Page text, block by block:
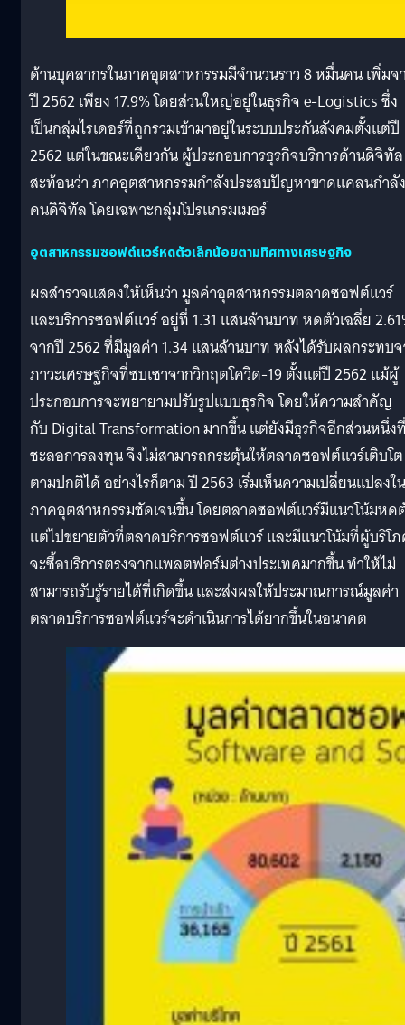
ด้านบุคลากรในภาคอุตสาหกรรมมีจำนวนราว 8 หมื่นคน เพิ่มจ
ปี 2562 เพียง 17.9% โดยส่วนใหญ่อยู่ในธุรกิจ e-Logistics ซึ่ง
เป็นกลุ่มไรเดอร์ที่ถูกรวมเข้ามาอยู่ในระบบประกันสังคมตั้งแต่ปี
2562 แต่ในขณะเดียวกัน ผู้ประกอบการธุรกิจบริการด้านดิจิทัล
สะท้อนว่า ภาคอุตสาหกรรมกำลังประสบปัญหาขาดแคลนกำลัง
คนดิจิทัล โดยเฉพาะกลุ่มโปรแกรมเมอร์
อุตสาหกรรมซอฟต์แวร์หดตัวเล็กน้อยตามทิศทางเศรษฐกิจ
ผลสำรวจแสดงให้เห็นว่า มูลค่าอุตสาหกรรมตลาดซอฟต์แวร์
และบริการซอฟต์แวร์ อยู่ที่ 1.31 แสนล้านบาท หดตัวเฉลี่ย
จากปี 2562 ที่มีมูลค่า 1.34 แสนล้านบาท หลังได้รับผลกระทบ
ภาวะเศรษฐกิจที่ซบเซาจากวิกฤตโควิด-19 ตั้งแต่ปี 2562 แม้ผู้
ประกอบการจะพยายามปรับรูปแบบธุรกิจ โดยให้ความสำคัญ
กับ Digital Transformation มากขึ้น แต่ยังมีธุรกิจอีกส่วนหนึ่ง
ชะลอการลงทุน จึงไม่สามารถกระตุ้นให้ตลาดซอฟต์แวร์เติบโต
ตามปกติได้ อย่างไรก็ตาม ปี 2563 เริ่มเห็นความเปลี่ยนแปลงใน
ภาคอุตสาหกรรมชัดเจนขึ้น โดยตลาดซอฟต์แวร์มีแนวโน้มหด
แต่ไปขยายตัวที่ตลาดบริการซอฟต์แวร์ และมีแนวโน้มที่ผู้บริโ
จะซื้อบริการตรงจากแพลตฟอร์มต่างประเทศมากขึ้น ทำให้ไม่
สามารถรับรู้รายได้ที่เกิดขึ้น และส่งผลให้ประมาณการณ์มูลค่า
ตลาดบริการซอฟต์แวร์จะดำเนินการได้ยากขึ้นในอนาคต